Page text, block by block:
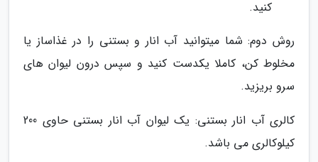
کنید.
روش دوم: شما میتوانید آب انار و بستنی را در غذاساز یا
مخلوط کن، کاملا یکدست کنید و سپس درون لیوان های
سرو بریزید.
کالری آب انار بستنی: یک لیوان آب انار بستنی حاوی 200
کیلوکالری می باشد.